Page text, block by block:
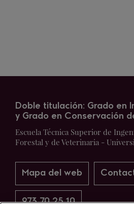
Doble titulación: Grado en
y Grado en Conservación
Escuela Técnica Superior de
Forestal y de Veterinaria -
Mapa del web
973 70 25 10